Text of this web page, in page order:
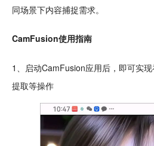
同场景下内容捕捉需求。
CamFusion使用指南
1、启动CamFusion应用后，即可实
提取等操作